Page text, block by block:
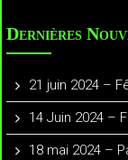
Dernières
21 juin 2024 –
14 Juin 2024 –
18 mai 2024 –